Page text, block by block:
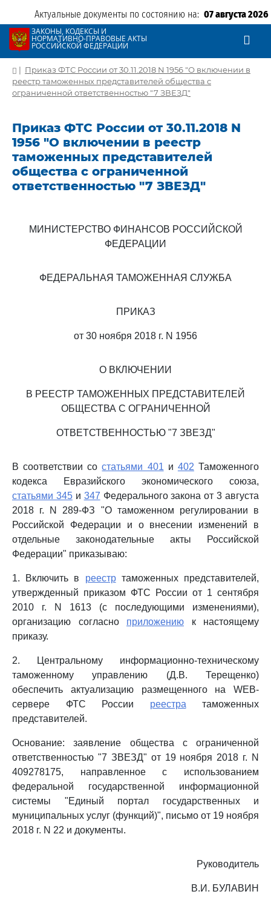
Актуальные документы по состоянию на: 07 августа 2026
ЗАКОНЫ, КОДЕКСЫ И
НОРМАТИВНО-ПРАВОВЫЕ АКТЫ
РОССИЙСКОЙ ФЕДЕРАЦИИ
| Приказ ФТС России от 30.11.2018 N 1956 "О включении в
реестр таможенных представителей общества с
ограниченной ответственностью "7 ЗВЕЗД"
Приказ ФТС России от 30.11.2018 N
1956 "О включении в реестр
таможенных представителей
общества с ограниченной
ответственностью "7 ЗВЕЗД"
МИНИСТЕРСТВО ФИНАНСОВ РОССИЙСКОЙ
ФЕДЕРАЦИИ
ФЕДЕРАЛЬНАЯ ТАМОЖЕННАЯ СЛУЖБА
ПРИКАЗ
от 30 ноября 2018 г. N 1956
О ВКЛЮЧЕНИИ
В РЕЕСТР ТАМОЖЕННЫХ ПРЕДСТАВИТЕЛЕЙ
ОБЩЕСТВА С ОГРАНИЧЕННОЙ
ОТВЕТСТВЕННОСТЬЮ "7 ЗВЕЗД"
В соответствии состатьями 401 и 402 Таможенного
кодекса Евразийского экономического союза,
статьями 345и 347 Федерального закона от 3 августа
2018 г. N 289-ФЗ "О таможенном регулировании в
Российской Федерации и о внесении изменений в
отдельные законодательные акты Российской
Федерации" приказываю:
1. Включить в реестртаможенных представителей,
утвержденный приказом ФТС России от 1 сентября
2010 г. N 1613 (с последующими изменениями),
организацию согласно приложению к настоящему
приказу.
2. Центральному информационно-техническому
таможенному управлению (Д.В. Терещенко)
обеспечить актуализацию размещенного на WEB-
сервере ФТС России реестра таможенных
представителей.
Основание: заявление общества с ограниченной
ответственностью "7 ЗВЕЗД" от 19 ноября 2018 г. N
409278175, направленное с использованием
федеральной государственной информационной
системы "Единый портал государственных и
муниципальных услуг (функций)", письмо от 19 ноября
2018 г. N 22 и документы.
Руководитель
В.И. БУЛАВИН